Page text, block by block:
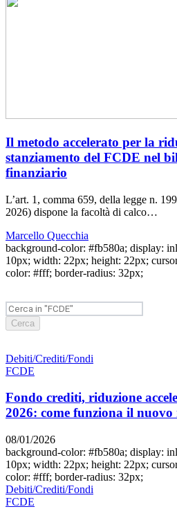
Il metodo accelerato per la
stanziamento del FCDE nel
finanziario
L’art. 1, comma 659, della legge n.
2026) dispone la facoltà di calco…
Marcello Quecchia
background-color: #fb580a; display:
10px; width: 22px; height: 22px;
color: #fff; border-radius: 32px;
Cerca
Debiti/Crediti/Fondi
FCDE
Fondo crediti, riduzione
2026: come funziona il nuovo
08/01/2026
background-color: #fb580a; display:
10px; width: 22px; height: 22px;
color: #fff; border-radius: 32px;
Debiti/Crediti/Fondi
FCDE